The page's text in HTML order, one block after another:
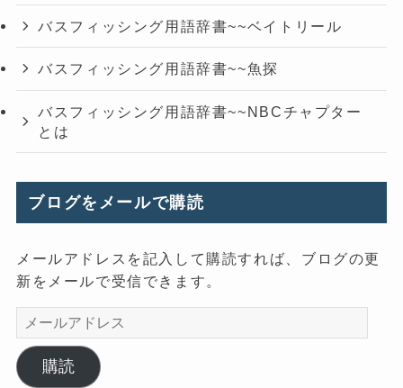
バスフィッシング用語辞書~~ベイトリール
バスフィッシング用語辞書~~魚探
バスフィッシング用語辞書~~NBCチャプター
とは
ブログをメールで購読
メールアドレスを記入して購読すれば、ブログの更
新をメールで受信できます。
メ
ー
ル
ア
購読